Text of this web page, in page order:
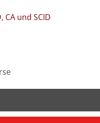
CA und SCID